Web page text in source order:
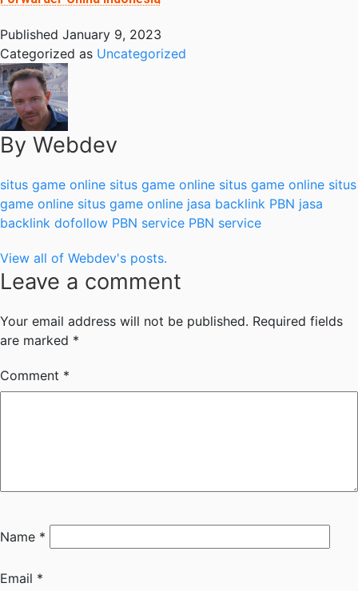
Published January 9, 2023
Categorized as Uncategorized
By Webdev
situs game online situs game online situs game online situs
game online situs game online jasa backlink PBN jasa
backlink dofollow PBN service PBN service
View all of Webdev's posts.
Leave a comment
Your email address will not be published. Required fields
are marked *
Comment *
Name *
Email *